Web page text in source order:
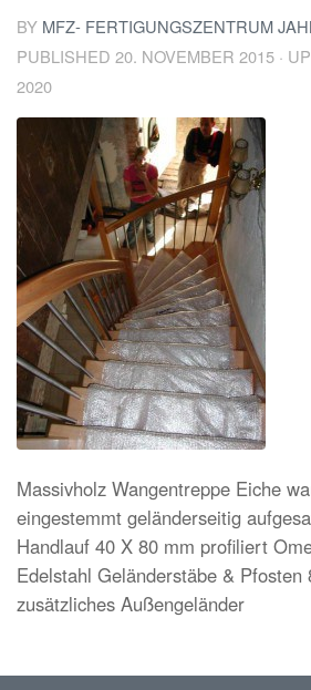
BY MFZ- FERTIGUNGSZENTRUM
PUBLISHED 20. NOVEMBER 2015 ·
2020
Massivholz Wangentreppe Eiche
eingestemmt geländerseitig
Handlauf 40 X 80 mm profiliert
Edelstahl Geländerstäbe & Pfosten
zusätzliches Außengeländer